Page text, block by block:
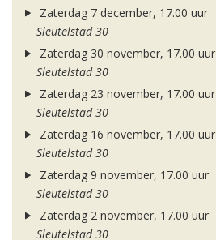
Zaterdag 7 december, 17.00 uur
Sleutelstad 30
Zaterdag 30 november, 17.00 uur
Sleutelstad 30
Zaterdag 23 november, 17.00 uur
Sleutelstad 30
Zaterdag 16 november, 17.00 uur
Sleutelstad 30
Zaterdag 9 november, 17.00 uur
Sleutelstad 30
Zaterdag 2 november, 17.00 uur
Sleutelstad 30